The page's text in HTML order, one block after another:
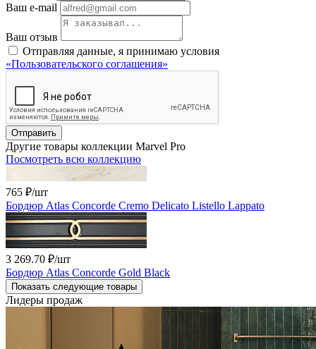
Ваш e-mail
Ваш отзыв
Отправляя данные, я принимаю условия
«Пользовательского соглашения»
Отправить
Другие товары коллекции Marvel Pro
Посмотреть всю коллекцию
765 ₽/шт
Бордюр Atlas Concorde Cremo Delicato Listello Lappato
3 269.70 ₽/шт
Бордюр Atlas Concorde Gold Black
Показать следующие товары
Лидеры продаж